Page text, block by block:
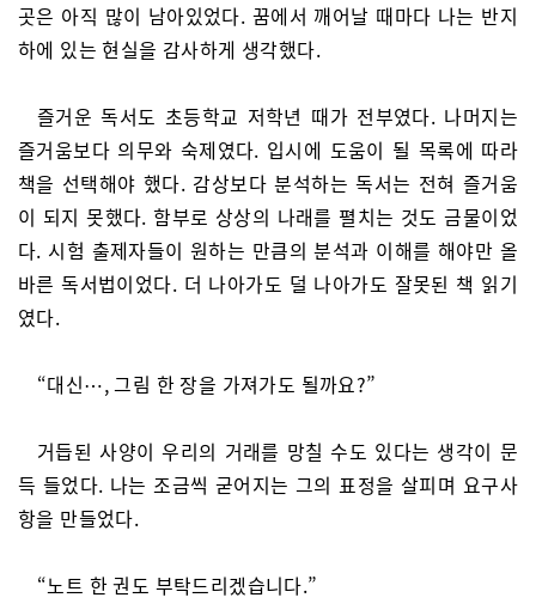
곳은 아직 많이 남아있었다. 꿈에서 깨어날 때마다 나는 반지
하에 있는 현실을 감사하게 생각했다.
즐거운 독서도 초등학교 저학년 때가 전부였다. 나머지는
즐거움보다 의무와 숙제였다. 입시에 도움이 될 목록에 따라
책을 선택해야 했다. 감상보다 분석하는 독서는 전혀 즐거움
이 되지 못했다. 함부로 상상의 나래를 펼치는 것도 금물이었
다. 시험 출제자들이 원하는 만큼의 분석과 이해를 해야만 올
바른 독서법이었다. 더 나아가도 덜 나아가도 잘못된 책 읽기
였다.
“대신⋯, 그림 한 장을 가져가도 될까요?”
거듭된 사양이 우리의 거래를 망칠 수도 있다는 생각이 문
득 들었다. 나는 조금씩 굳어지는 그의 표정을 살피며 요구사
항을 만들었다.
“노트 한 권도 부탁드리겠습니다.”